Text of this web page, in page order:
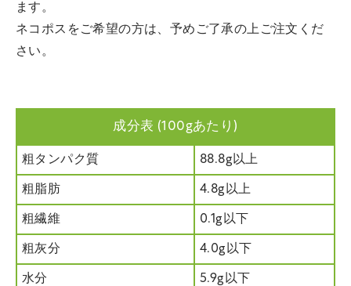
ます。
ネコポスをご希望の方は、予めご了承の上ご注文くだ
さい。
成分表 (100gあたり)
粗タンパク質 88.8g以上
粗脂肪 4.8g以上
粗繊維 0.1g以下
粗灰分 4.0g以下
水分 5.9g以下